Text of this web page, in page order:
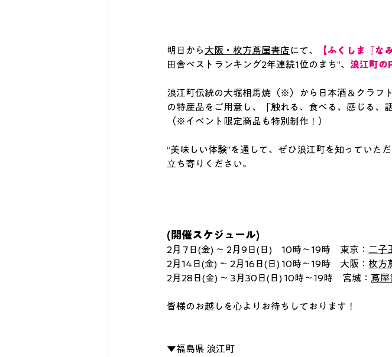
明日から 大阪・枚方蔦屋書店にて、 【ふくしま『な
田舎ベストランキング2年連続1位のまち”、 浪江町の
浪江町伝統の大堀相馬焼（※）から日本酒＆クラフ
の特産品をご用意し、「触れる、食べる、感じる、
（※イベント限定商品も特別制作！）
“美味しい体験”を通して、ぜひ浪江町を知っていただ
立ち寄りください。
(開催スケジュール)
2月 7日(金) ～ 2月9日(日)　10時～19時　東京： 二子
2月14日(金) ～ 2月16日(日) 10時～19時　大阪： 枚方
2月28日(金) ～ 3月30日(日) 10時～19時　宮城： 蔦屋
皆様のお越しを心よりお待ちしております！
▼福島県 浪江町